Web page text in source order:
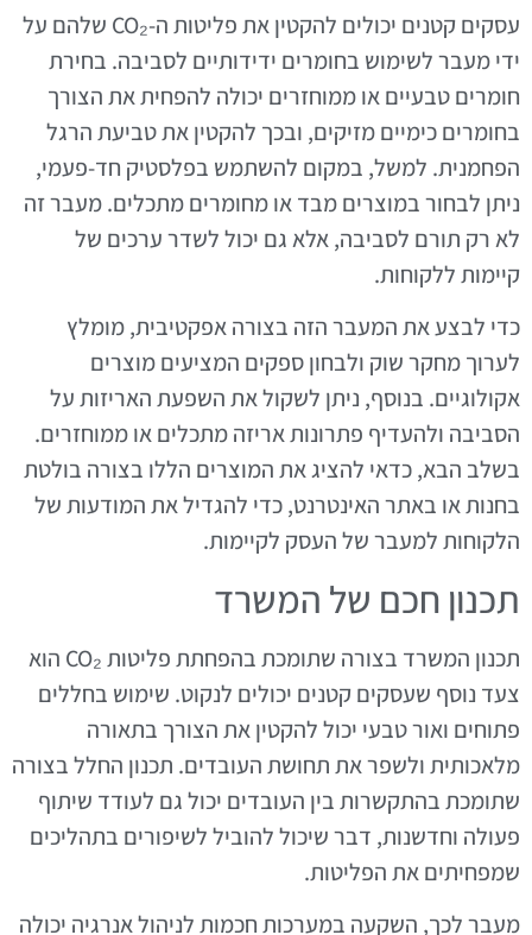
עסקים קטנים יכולים להקטין את פליטות ה-CO₂ שלהם על
ידי מעבר לשימוש בחומרים ידידותיים לסביבה. בחירת
חומרים טבעיים או ממוחזרים יכולה להפחית את הצורך
בחומרים כימיים מזיקים, ובכך להקטין את טביעת הרגל
הפחמנית. למשל, במקום להשתמש בפלסטיק חד-פעמי,
ניתן לבחור במוצרים מבד או מחומרים מתכלים. מעבר זה
לא רק תורם לסביבה, אלא גם יכול לשדר ערכים של
קיימות ללקוחות.
כדי לבצע את המעבר הזה בצורה אפקטיבית, מומלץ
לערוך מחקר שוק ולבחון ספקים המציעים מוצרים
אקולוגיים. בנוסף, ניתן לשקול את השפעת האריזות על
הסביבה ולהעדיף פתרונות אריזה מתכלים או ממוחזרים.
בשלב הבא, כדאי להציג את המוצרים הללו בצורה בולטת
בחנות או באתר האינטרנט, כדי להגדיל את המודעות של
הלקוחות למעבר של העסק לקיימות.
תכנון חכם של המשרד
תכנון המשרד בצורה שתומכת בהפחתת פליטות CO₂ הוא
צעד נוסף שעסקים קטנים יכולים לנקוט. שימוש בחללים
פתוחים ואור טבעי יכול להקטין את הצורך בתאורה
מלאכותית ולשפר את תחושת העובדים. תכנון החלל בצורה
שתומכת בהתקשרות בין העובדים יכול גם לעודד שיתוף
פעולה וחדשנות, דבר שיכול להוביל לשיפורים בתהליכים
שמפחיתים את הפליטות.
מעבר לכך, השקעה במערכות חכמות לניהול אנרגיה יכולה